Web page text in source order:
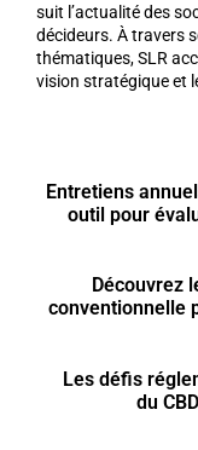
suit l’actualité des
décideurs. À travers
thématiques, SLR
vision stratégique et
Entretiens
outil pour
Découvrez
conventionnelle
Les défis
du